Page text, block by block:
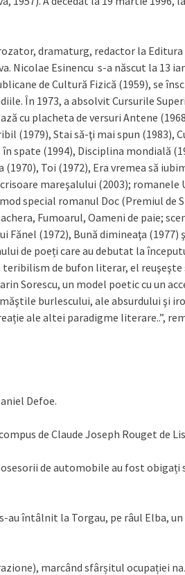
dramaturg, redactor la Editura
Nicolae Esinencu s-a născut la 13
de Cultură Fizică (1959), se
În 1973, a absolvit Cursurile
cu placheta de versuri Antene
(1979), Stai să-ţi mai spun (1983),
spate (1994), Disciplina mondială
Toi (1972), Era vremea să
mareşalului (2003); romanele
special romanul Doc (Premiul de
Fumoarul, Oameni de paie;
(1972), Bună dimineaţa (1977)
de poeți care au debutat la
de bufon literar, el reuşeşte
Sorescu, un model poetic cu un
burlescului, ale absurdului şi
ale altei paradigme literare..”,
Defoe.
de Claude Joseph Rouget de
de automobile au fost obigați
au întâlnit la Torgau, pe râul Elba,
marcând sfârșitul ocupației